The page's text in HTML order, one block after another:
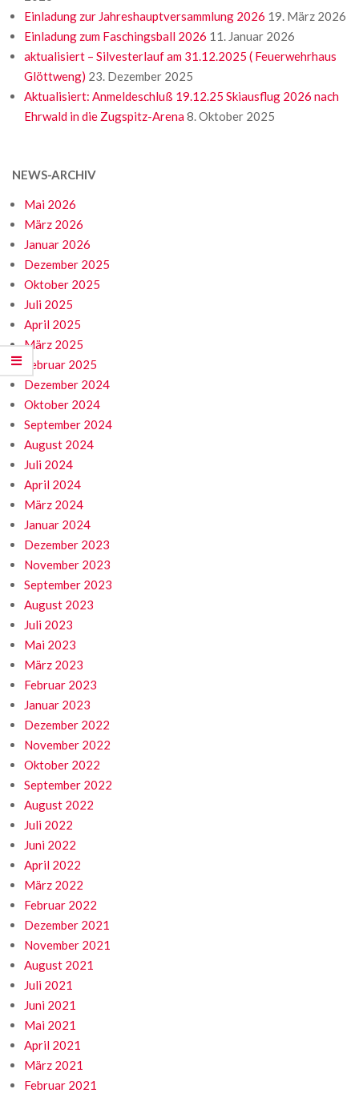
Einladung zur Jahreshauptversammlung 2026 19. März 2026
Einladung zum Faschingsball 2026 11. Januar 2026
aktualisiert – Silvesterlauf am 31.12.2025 ( Feuerwehrhaus
Glöttweng) 23. Dezember 2025
Aktualisiert: Anmeldeschluß 19.12.25 Skiausflug 2026 nach
Ehrwald in die Zugspitz-Arena8. Oktober 2025
NEWS-ARCHIV
Mai 2026
März 2026
Januar 2026
Dezember 2025
Oktober 2025
Juli 2025
April 2025
März 2025
Februar 2025
Dezember 2024
Oktober 2024
September 2024
August 2024
Juli 2024
April 2024
März 2024
Januar 2024
Dezember 2023
November 2023
September 2023
August 2023
Juli 2023
Mai 2023
März 2023
Februar 2023
Januar 2023
Dezember 2022
November 2022
Oktober 2022
September 2022
August 2022
Juli 2022
Juni 2022
April 2022
März 2022
Februar 2022
Dezember 2021
November 2021
August 2021
Juli 2021
Juni 2021
Mai 2021
April 2021
März 2021
Februar 2021